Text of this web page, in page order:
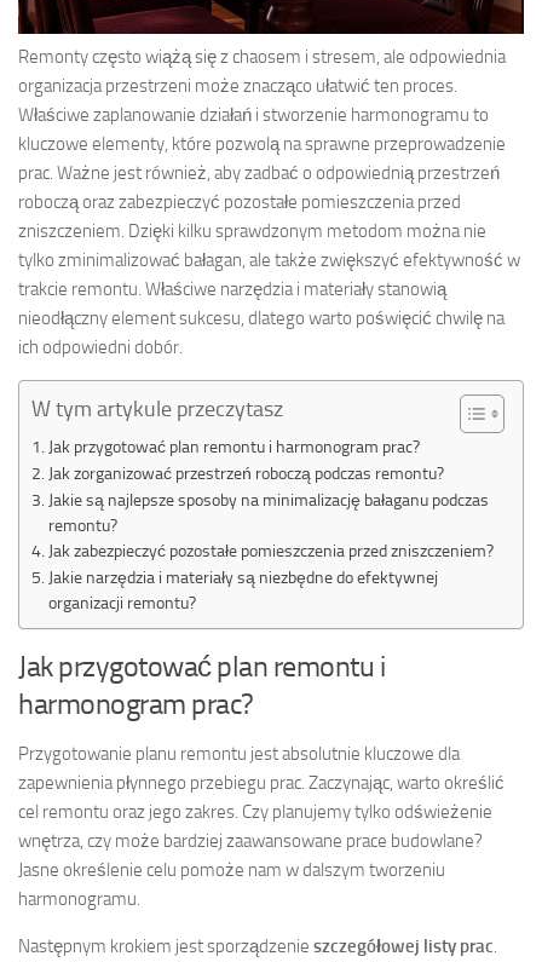
Remonty często wiążą się z chaosem i stresem, ale odpowiednia
organizacja przestrzeni może znacząco ułatwić ten proces.
Właściwe zaplanowanie działań i stworzenie harmonogramu to
kluczowe elementy, które pozwolą na sprawne przeprowadzenie
prac. Ważne jest również, aby zadbać o odpowiednią przestrzeń
roboczą oraz zabezpieczyć pozostałe pomieszczenia przed
zniszczeniem. Dzięki kilku sprawdzonym metodom można nie
tylko zminimalizować bałagan, ale także zwiększyć efektywność w
trakcie remontu. Właściwe narzędzia i materiały stanowią
nieodłączny element sukcesu, dlatego warto poświęcić chwilę na
ich odpowiedni dobór.
W tym artykule przeczytasz
Jak przygotować plan remontu i harmonogram prac?
Jak zorganizować przestrzeń roboczą podczas remontu?
Jakie są najlepsze sposoby na minimalizację bałaganu podczas
remontu?
Jak zabezpieczyć pozostałe pomieszczenia przed zniszczeniem?
Jakie narzędzia i materiały są niezbędne do efektywnej
organizacji remontu?
Jak przygotować plan remontu i
harmonogram prac?
Przygotowanie planu remontu jest absolutnie kluczowe dla
zapewnienia płynnego przebiegu prac. Zaczynając, warto określić
cel remontu oraz jego zakres. Czy planujemy tylko odświeżenie
wnętrza, czy może bardziej zaawansowane prace budowlane?
Jasne określenie celu pomoże nam w dalszym tworzeniu
harmonogramu.
Następnym krokiem jest sporządzenie szczegółowej listy prac.